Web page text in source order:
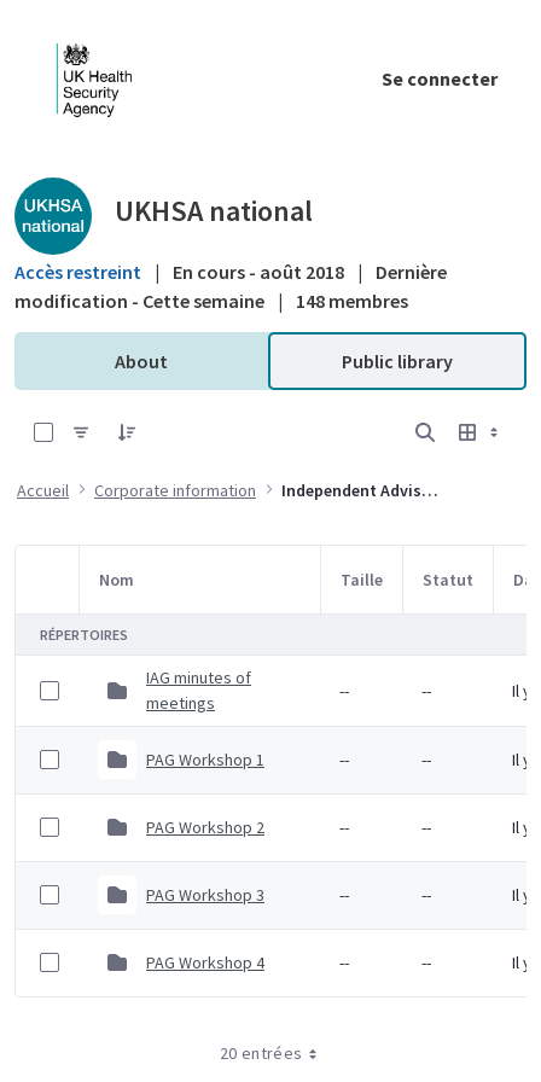
Se connecter
Public library - UKHSA national
UKHSA national
Accès restreint | En cours - août 2018 |
Dernière
modification - Cette semaine | 148 membres
About Public library
Accueil Corporate information Independent Advisory Group
Sélection d'article
Nom Taille Statut
RÉPERTOIRES
IAG minutes of
meetings
-- -- Il y
PAG Workshop 1 -- -- Il y
PAG Workshop 2 -- -- Il y
PAG Workshop 3 -- -- Il y
PAG Workshop 4 -- -- Il y
20 entrées